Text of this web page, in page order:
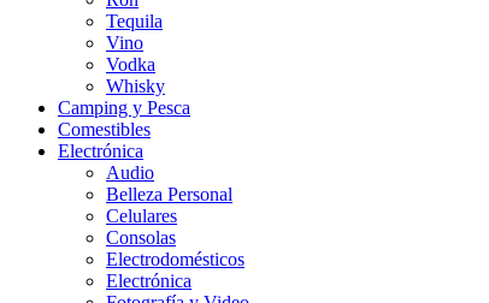
Tequila
Vino
Vodka
Whisky
Camping y Pesca
Comestibles
Electrónica
Audio
Belleza Personal
Celulares
Consolas
Electrodomésticos
Electrónica